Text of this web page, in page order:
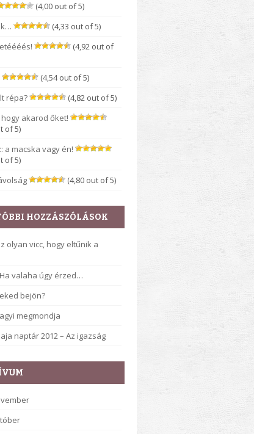
(4,00 out of 5)
(4,33 out of 5)
(4,92 out of
(4,54 out of 5)
répa?
(4,82 out of 5)
akarod őket!
of 5)
a macska vagy én!
of 5)
(4,80 out of 5)
HOZZÁSZÓLÁSOK
olyan vicc, hogy eltűnik a
Ha valaha úgy érzed…
bejön?
megmondja
naptár 2012 – Az igazság